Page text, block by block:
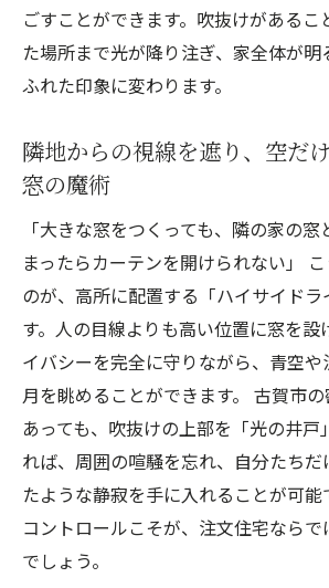
ごすことができます。吹抜けがあるこ
た場所まで光が降り注ぎ、家全体が明
ふれた印象に変わります。
隣地からの視線を遮り、空だ
窓の魔術
「大きな窓をつくっても、隣の家の
まったらカーテンを開けられない」
のが、高所に配置する「ハイサイド
す。人の目線よりも高い位置に窓を設
イバシーを完全に守りながら、青空
月を眺めることができます。 古賀市
あっても、吹抜けの上部を「光の井戸
れば、周囲の喧騒を忘れ、自分たちだ
たような静寂を手に入れることが可能
コントロールこそが、注文住宅なら
でしょう。